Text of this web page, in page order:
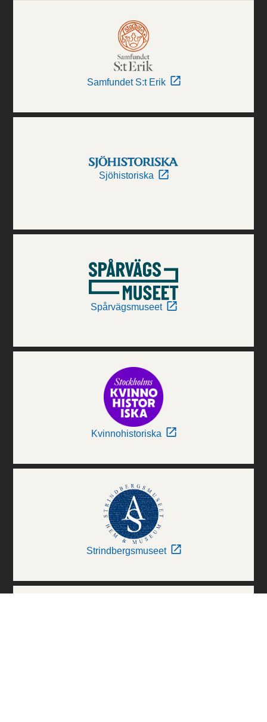
Samfundet S:t Erik
Sjöhistoriska
Spårvägsmuseet
Kvinnohistoriska
Strindbergsmuseet